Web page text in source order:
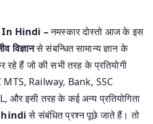
Hindi –नमस्कार दोस्तो आज के इस
विज्ञानसे संबन्धित सामान्य ज्ञान के
रहे हैं जो की सभी तरह के प्रतियोगी
MTS, Railway, Bank, SSC
इसी तरह के कई अन्य प्रतियोगिता
hindiसे संबंधित प्रश्न पूछे जाते हैं। तो